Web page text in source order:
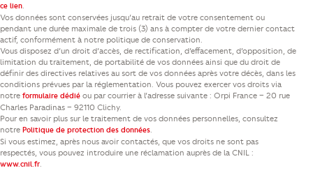
ce lien
Vos données sont conservées jusqu’au retrait de votre consentement ou
pendant une durée maximale de trois (3) ans à compter de votre dernier contact
actif, conformément à notre politique de conservation.
Vous disposez d’un droit d’accès, de rectification, d’effacement, d’opposition, de
limitation du traitement, de portabilité de vos données ainsi que du droit de
définir des directives relatives au sort de vos données après votre décès, dans les
conditions prévues par la réglementation. Vous pouvez exercer vos droits via
notre formulaire dédié ou par courrier à l’adresse suivante : Orpi France – 20 rue
Charles Paradinas – 92110 Clichy.
Pour en savoir plus sur le traitement de vos données personnelles, consultez
notre Politique de protection des données
Si vous estimez, après nous avoir contactés, que vos droits ne sont pas
respectés, vous pouvez introduire une réclamation auprès de la CNIL :
www.cnil.fr